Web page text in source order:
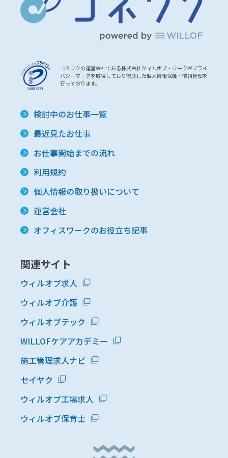
コネワクの運営会社である株式会社ウィルオブ・ワークがプライ
バシーマークを取得しており徹底した個人情報保護・情報管理を
行っております。
検討中のお仕事一覧
最近見たお仕事
お仕事開始までの流れ
利用規約
個人情報の取り扱いについて
運営会社
オフィスワークのお役立ち記事
関連サイト
ウィルオブ求人
ウィルオブ介護
ウィルオブテック
WILLOFケアアカデミー
施工管理求人ナビ
セイヤク
ウィルオブ工場求人
ウィルオブ保育士